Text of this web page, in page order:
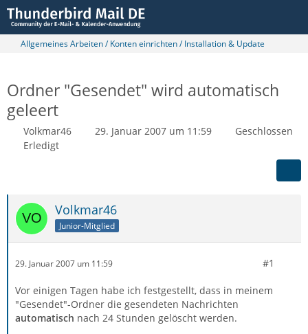
Allgemeines Arbeiten / Konten einrichten / Installation & Update
Ordner "Gesendet" wird automatisch
geleert
Volkmar46 29. Januar 2007 um 11:59
Geschlossen
Erledigt
Volkmar46
Junior-Mitglied
29. Januar 2007 um 11:59 #1
Vor einigen Tagen habe ich festgestellt, dass in meinem
"Gesendet"-Ordner die gesendeten Nachrichten
automatisch nach 24 Stunden gelöscht werden.